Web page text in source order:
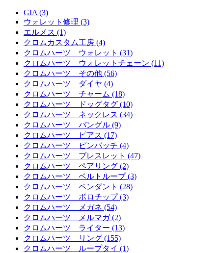
GIA (3)
ウォレット修理 (3)
エルメス (1)
クロムカスタム工房 (4)
クロムハーツ ウォレット (31)
クロムハーツ ウォレットチェーン (11)
クロムハーツ その他 (56)
クロムハーツ ダイヤ (4)
クロムハーツ チャーム (18)
クロムハーツ ドッグタグ (10)
クロムハーツ ネックレス (34)
クロムハーツ バングル (9)
クロムハーツ ピアス (17)
クロムハーツ ピンバッチ (4)
クロムハーツ ブレスレット (47)
クロムハーツ ペアリング (2)
クロムハーツ ベルトループ (3)
クロムハーツ ペンダント (28)
クロムハーツ ボロチップ (3)
クロムハーツ メガネ (54)
クロムハーツ メルマガ (2)
クロムハーツ ライター (13)
クロムハーツ リング (155)
クロムハーツ ループタイ (1)